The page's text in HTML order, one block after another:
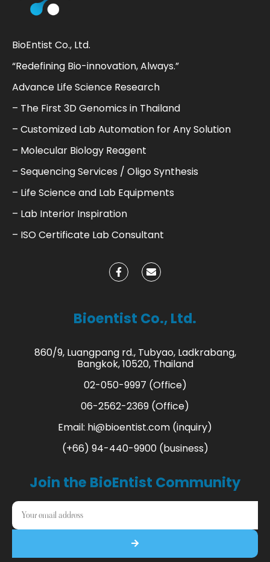
BioEntist Co., Ltd.
“Redefining Bio-innovation, Always.”
Advance Life Science Research
– The First 3D Genomics in Thailand
– Customized Lab Automation for Any Solution
– Molecular Biology Reagent
– Sequencing Services / Oligo Synthesis
– Life Science and Lab Equipments
– Lab Interior Inspiration
– ISO Certificate Lab Consultant
Bioentist Co., Ltd.
860/9, Luangpang rd., Tubyao, Ladkrabang,
Bangkok, 10520, Thailand
02-050-9997 (Office)
06-2562-2369 (Office)
Email: hi@bioentist.com (inquiry)
(+66) 94-440-9900 (business)
Join the BioEntist Community